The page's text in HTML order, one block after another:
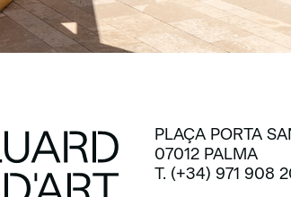
PLAÇA PORTA
07012 PALMA
T. (+34) 971 908